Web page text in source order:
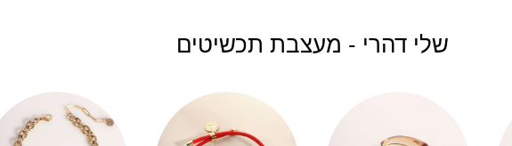
שלי דהרי - מעצבת תכשיטים